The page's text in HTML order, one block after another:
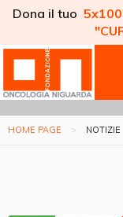
Dona il tuo
HOME PAGE NOTIZIE